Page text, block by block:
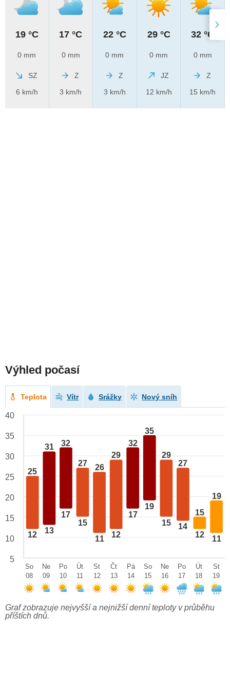
19 °C
0 mm
SZ
6 km/h
17 °C
0 mm
Z
3 km/h
22 °C
0 mm
Z
3 km/h
29 °C
0 mm
JZ
12 km/h
32 °C
0 mm
Z
15 km/h
Výhled počasí
Teplota Vítr Srážky Nový sníh
25
12
31
13
32
17
27
15
26
11
29
12
32
17
35
19
29
15
27
14
15
12
19
11
40
35
30
25
20
15
10
5
So
08
Ne
09
Po
10
Út
11
St
12
Čt
13
Pá
14
So
15
Ne
16
Po
17
Út
18
St
19
Graf zobrazuje nejvyšší a nejnižší denní teploty v průběhu
příštích dnů.